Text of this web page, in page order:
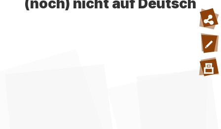
(noch) nicht auf Deutsch